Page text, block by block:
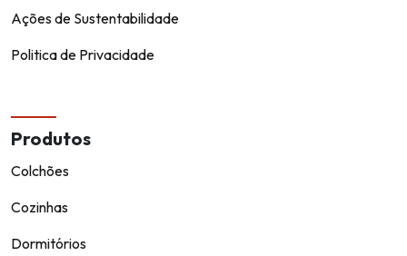
Ações de Sustentabilidade
Politica de Privacidade
Produtos
Colchões
Cozinhas
Dormitórios